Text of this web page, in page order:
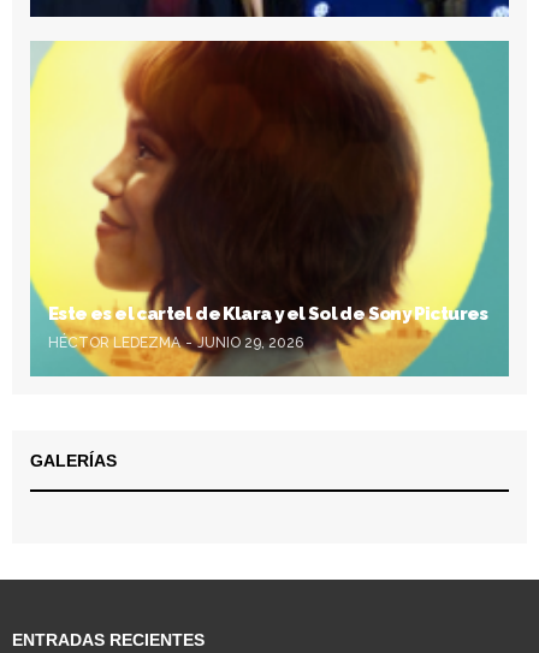
Este es el cartel de Klara y el Sol de Sony Pictures
HÉCTOR LEDEZMA JUNIO 29, 2026
GALERÍAS
ENTRADAS RECIENTES